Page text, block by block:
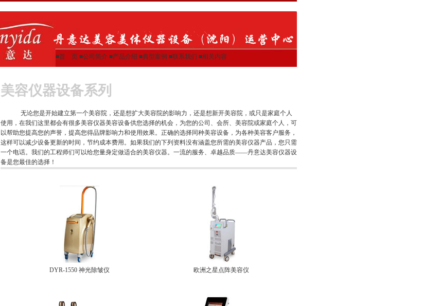
■首 页 ■公司简介 ■产品介绍 ■典型案例 ■联系我们 ■相关内容
美容仪器设备系列
无论您是开始建立第一个美容院，还是想扩大美容院的影响力，还是想新开美容院，或只是家庭个人
使用，在我们这里都会有很多美容仪器美容设备供您选择的机会，为您的公司、会所、美容院或家庭个人，可
以帮助您提高您的声誉，提高您得品牌影响力和使用效果。正确的选择同种美容设备，为各种美容客户服务，
这样可以减少设备更新的时间，节约成本费用。如果我们的下列资料没有涵盖您所需的美容仪器产品，您只需
一个电话。我们的工程师们可以给您量身定做适合的美容仪器。一流的服务、卓越品质——丹意达美容仪器设
备是您最佳的选择！
DYR-1550 神光除皱仪 欧洲之星点阵美容仪